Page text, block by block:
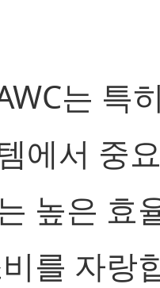
는 특
에서 중
높은 효
를 자랑